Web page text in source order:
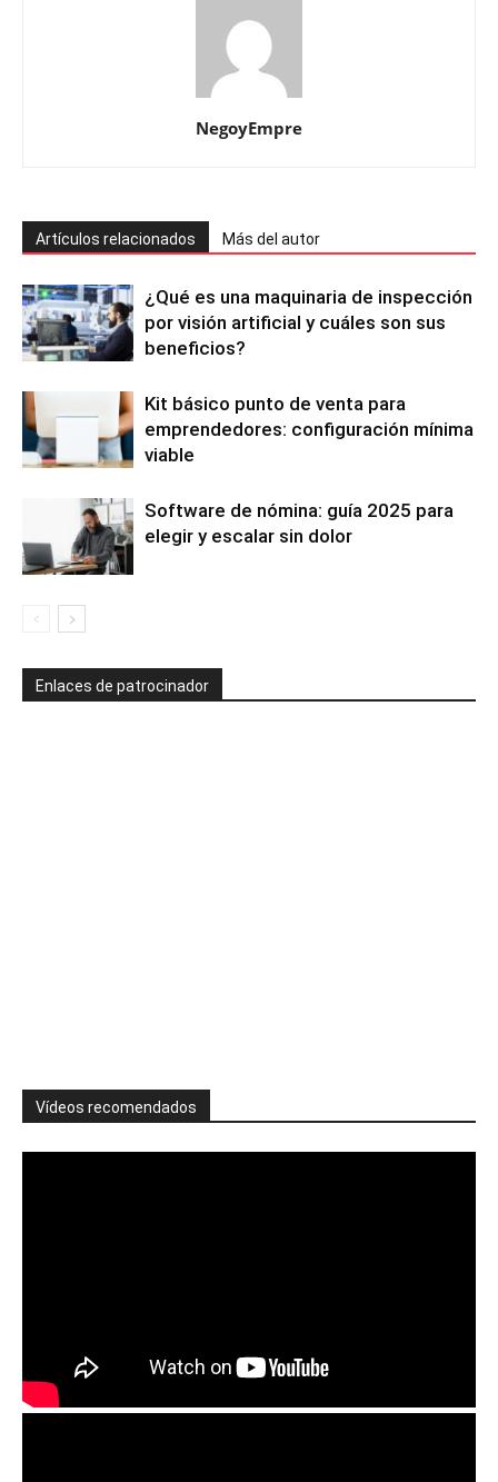
NegoyEmpre
Artículos relacionados Más del autor
¿Qué es una maquinaria de inspección
por visión artificial y cuáles son sus
beneficios?
Kit básico punto de venta para
emprendedores: configuración mínima
viable
Software de nómina: guía 2025 para
elegir y escalar sin dolor
Enlaces de patrocinador
Vídeos recomendados